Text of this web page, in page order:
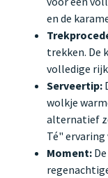
en de
trekken. De
volledige
Serveertip:
wolkje
alternatief
Té"
Moment: